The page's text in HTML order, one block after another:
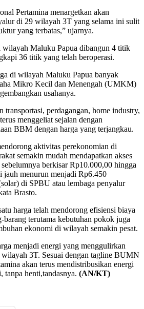
Pertamina menargetkan akan
di 29 wilayah 3T yang selama ini sulit
yang terbatas,” ujarnya.
wilayah Maluku Papua dibangun 4 titik
36 titik yang telah beroperasi.
di wilayah Maluku Papua banyak
Mikro Kecil dan Menengah (UMKM)
usahanya.
transportasi, perdagangan, home industry,
menggeliat sejalan dengan
BBM dengan harga yang terjangkau.
aktivitas perekonomian di
semakin mudah mendapatkan akses
berkisar Rp10.000,00 hingga
menurun menjadi Rp6.450
di SPBU atau lembaga penyalur
Brasto.
harga telah mendorong efisiensi biaya
barang terutama kebutuhan pokok juga
ekonomi di wilayah semakin pesat.
menjadi energi yang menggulirkan
3T. Sesuai dengan tagline BUMN
akan terus mendistribusikan energi
tanpa henti,tandasnya. (AN/KT)